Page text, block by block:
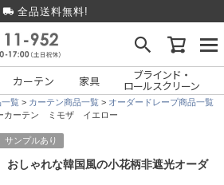
全品送料無料!
カーテン 家具 ブラインド・
ロールスクリーン
一覧 カーテン商品一覧
オーダードレープ商品一覧
カーテン ミモザ イエロー
サンプルあり
おしゃれな韓国風の小花柄非遮光オーダ